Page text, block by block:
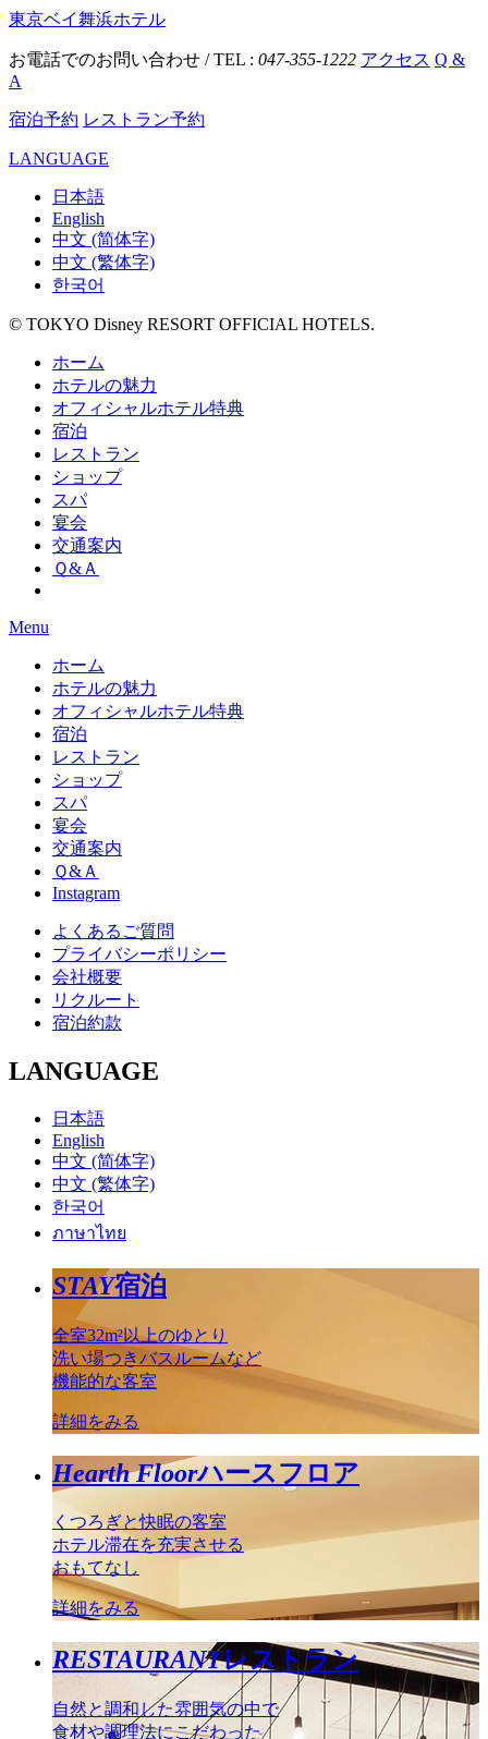
東京ベイ舞浜ホテル
お電話でのお問い合わせ / TEL : 047-355-1222 アクセス Q &
A
宿泊予約 レストラン予約
LANGUAGE
日本語
English
中文 (简体字)
中文 (繁体字)
한국어
© TOKYO Disney RESORT OFFICIAL HOTELS.
ホーム
ホテルの魅力
オフィシャルホテル特典
宿泊
レストラン
ショップ
スパ
宴会
交通案内
Ｑ&Ａ
Menu
ホーム
ホテルの魅力
オフィシャルホテル特典
宿泊
レストラン
ショップ
スパ
宴会
交通案内
Ｑ&Ａ
Instagram
よくあるご質問
プライバシーポリシー
会社概要
リクルート
宿泊約款
LANGUAGE
日本語
English
中文 (简体字)
中文 (繁体字)
한국어
ภาษาไทย
STAY宿泊
全室32m²以上のゆとり
洗い場つきバスルームなど
機能的な客室
詳細をみる
Hearth Floorハースフロア
くつろぎと快眠の客室
ホテル滞在を充実させる
おもてなし
詳細をみる
RESTAURANTレストラン
自然と調和した雰囲気の中で
食材や調理法にこだわった